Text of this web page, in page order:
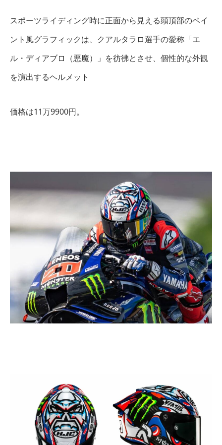
スポーツライディング時に正面から見える頭頂部のペイ
ント風グラフィックは、クアルタラロ選手の愛称「エ
ル・ディアブロ（悪魔）」を彷彿とさせ、個性的な外観
を演出するヘルメット
価格は11万9900円。